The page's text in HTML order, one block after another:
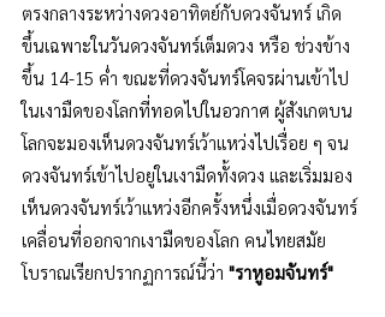
ตรงกลางระหว่างดวงอาทิตย์กับดวงจันทร์ เกิด
ขึ้นเฉพาะในวันดวงจันทร์เต็มดวง หรือ ช่วงข้าง
ขึ้น 14-15 ค่ำ ขณะที่ดวงจันทร์โคจรผ่านเข้าไป
ในเงามืดของโลกที่ทอดไปในอวกาศ ผู้สังเกตบน
โลกจะมองเห็นดวงจันทร์เว้าแหว่งไปเรื่อย ๆ จน
ดวงจันทร์เข้าไปอยู่ในเงามืดทั้งดวง และเริ่มมอง
เห็นดวงจันทร์เว้าแหว่งอีกครั้งหนึ่งเมื่อดวงจันทร์
เคลื่อนที่ออกจากเงามืดของโลก คนไทยสมัย
โบราณเรียกปรากฏการณ์นี้ว่า "ราหูอมจันทร์"